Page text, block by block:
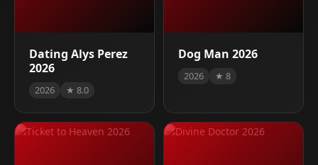
Dating Alys Perez
2026
2026 ★ 8.0
Dog Man 2026
2026 ★ 8